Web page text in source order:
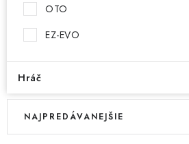
OTO
EZ-EVO
Hráč
V
R
NAJPREDÁVANEJŠIE